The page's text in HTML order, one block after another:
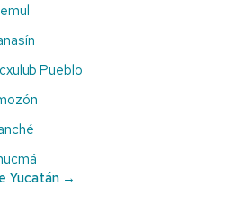
Pueblo
Yucatán →